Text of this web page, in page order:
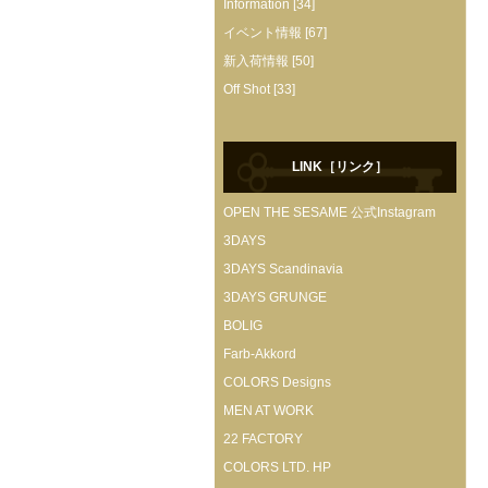
Information [34]
イベント情報 [67]
新入荷情報 [50]
Off Shot [33]
LINK［リンク］
OPEN THE SESAME 公式Instagram
3DAYS
3DAYS Scandinavia
3DAYS GRUNGE
BOLIG
Farb-Akkord
COLORS Designs
MEN AT WORK
22 FACTORY
COLORS LTD. HP